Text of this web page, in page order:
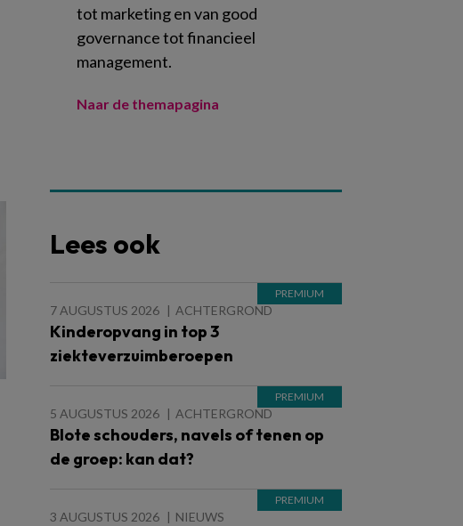
tot marketing en van good
governance tot financieel
management.
Naar de themapagina
Lees ook
7 AUGUSTUS 2026 ACHTERGROND
Kinderopvang in top 3
ziekteverzuimberoepen
5 AUGUSTUS 2026 ACHTERGROND
Blote schouders, navels of tenen op
de groep: kan dat?
3 AUGUSTUS 2026 NIEUWS